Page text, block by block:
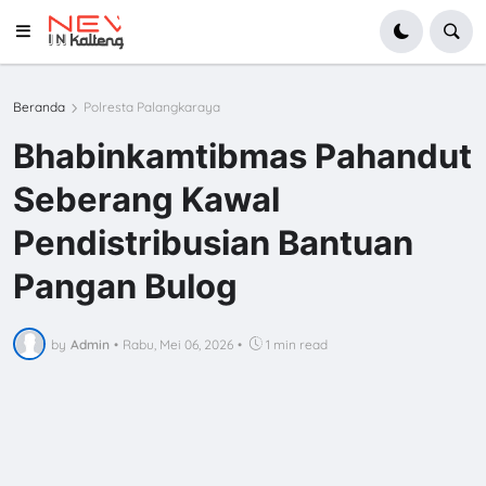
Beranda Polresta Palangkaraya
Bhabinkamtibmas Pahandut
Seberang Kawal
Pendistribusian Bantuan
Pangan Bulog
by Admin • Rabu, Mei 06, 2026 • 1 min read